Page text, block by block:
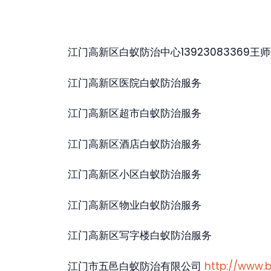
江门高新区白蚁防治中心13923083369王
江门高新区医院白蚁防治服务
江门高新区超市白蚁防治服务
江门高新区酒店白蚁防治服务
江门高新区小区白蚁防治服务
江门高新区物业白蚁防治服务
江门高新区写字楼白蚁防治服务
江门市五邑白蚁防治有限公司 http://